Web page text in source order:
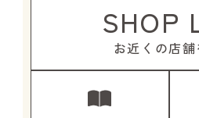
SHOP
お近くの店